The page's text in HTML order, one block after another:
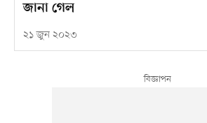
জানা গেল
২১ জুন ২০২৩